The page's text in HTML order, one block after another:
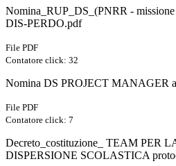
Nomina_RUP_DS_(PNRR -
DIS-PERDO.pdf
File PDF
Contatore click: 32
Nomina DS PROJECT MANAGER
File PDF
Contatore click: 7
Decreto_costituzione_ TEAM PER
DISPERSIONE SCOLASTICA